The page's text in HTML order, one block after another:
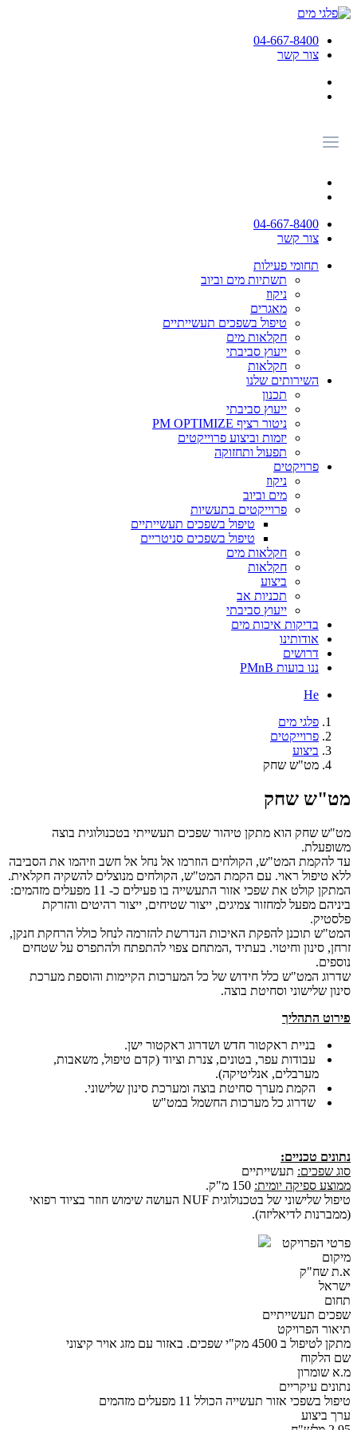
04-667-8400
צור קשר
04-667-8400
צור קשר
תחומי פעילות
תשתיות מים וביוב
ניקוז
מאגרים
טיפול בשפכים תעשייתיים
חקלאות מים
ייעוץ סביבתי
חקלאות
השירותים שלנו
תכנון
ייעוץ סביבתי
ניטור רציף PM OPTIMIZE
יזמות וביצוע פרוייקטים
תפעול ותחזוקה
פרויקטים
ניקוז
מים וביוב
פרוייקטים בתעשיות
טיפול בשפכים תעשייתיים
טיפול בשפכים סניטריים
חקלאות מים
חקלאות
ביצוע
תכניות אב
ייעוץ סביבתי
בדיקות איכות מים
אודותינו
דרושים
ננו בועות PMnB
He
פלגי מים
פרוייקטים
ביצוע
מט"ש שחק
מט"ש שחק
מט"ש שחק הוא מתקן טיהור שפכים תעשייתי בטכנולוגית בוצה
משופעלת.‏
עד להקמת המט"ש, הקולחים הוזרמו אל נחל אל חשב וזיהמו את הסביבה
ללא טיפול ראוי. ‏עם הקמת המט"ש, הקולחים מנוצלים להשקיה חקלאית.‏
המתקן קולט את שפכי אזור התעשייה בו פעילים כ- 11 מפעלים מזהמים:
ביניהם מפעל ‏למחזור צמיגים, ייצור שטיחים, ייצור רהיטים והזרקת
פלסטיק.
המט"ש תוכנן להפקת האיכות הנדרשת להזרמה לנחל כולל הרחקת חנקן,
זרחן, סינון וחיטוי. ‏בעתיד‎, ‎המתחם צפוי להתפתח ולהתפרס על שטחים
נוספים.‏
שדרוג המט"ש כלל חידוש של כל המערכות הקיימות והוספת מערכת
סינון שלישוני וסחיטת בוצה.‏
פירוט התהליך
בניית ראקטור חדש ושדרוג ראקטור ישן.‏
עבודות עפר, בטונים, צנרת וציוד (קדם טיפול, משאבות,
מערבלים, אנליטיקה).‏
הקמת מערך סחיטת בוצה ומערכת סינון שלישוני.‏
שדרוג כל מערכות החשמל במט"ש
נתונים טכניים:‏
סוג שפכים: תעשייתיים
ממוצע ספיקה יומית:
טיפול שלישוני של בטכנולוגית ‏NUF‏ העושה שימוש חוזר בציוד רפואי
(ממברנות ‏לדיאליזה).‏
פרטי הפרויקט
מיקום
א.ת שח"ק
ישראל
תחום
שפכים תעשייתיים
תיאור הפרויקט
מתקן לטיפול ב 4500 מק"י שפכים. באזור עם מזג אויר קיצוני
שם הלקוח
מ.א שומרון
נתונים עיקריים
טיפול בשפכי אזור תעשייה הכולל 11 מפעלים מזהמים
ערך ביצוע